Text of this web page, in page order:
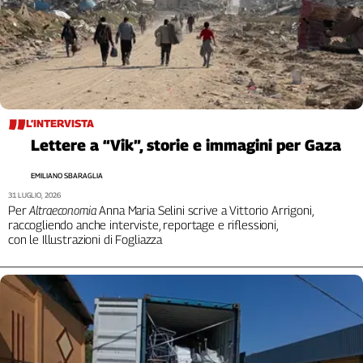
L'Italia
nel
Lavoro
Territori
Abruzzo-
Molise
Alto
Basilicata
Calabria
Campania
Romagna
Friuli
Venezia
L’INTERVISTA
Lettere a “Vik”, storie e immagini per Gaza
PerAltraeconomiaAnna Maria Selini scrive a Vittorio Arrigoni,
raccogliendo anche interviste, reportage e riflessioni,
con le Illustrazioni di Fogliazza
EMILIANO SBARAGLIA
31 LUGLIO, 2026